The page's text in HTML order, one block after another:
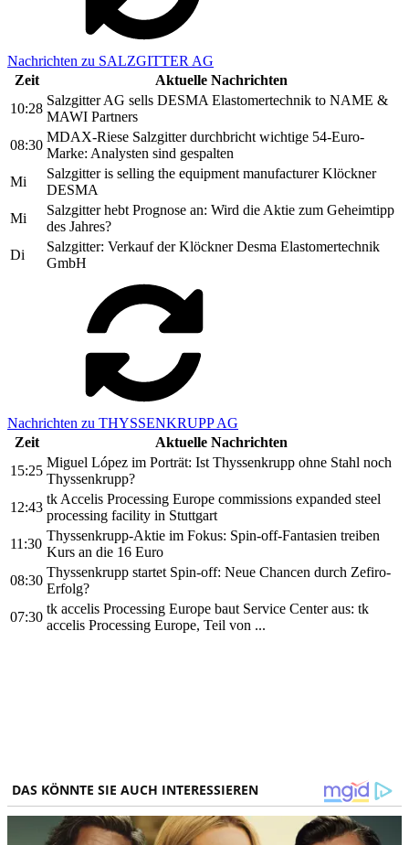
Nachrichten zu SALZGITTER AG
Zeit
Aktuelle Nachrichten
10:28
Salzgitter AG sells DESMA Elastomertechnik to NAME &
MAWI Partners
08:30
MDAX-Riese Salzgitter durchbricht wichtige 54-Euro-
Marke: Analysten sind gespalten
Mi
Salzgitter is selling the equipment manufacturer Klöckner
DESMA
Mi
Salzgitter hebt Prognose an: Wird die Aktie zum Geheimtipp
des Jahres?
Di
Salzgitter: Verkauf der Klöckner Desma Elastomertechnik
GmbH
Nachrichten zu THYSSENKRUPP AG
Zeit
Aktuelle Nachrichten
15:25
Miguel López im Porträt: Ist Thyssenkrupp ohne Stahl noch
Thyssenkrupp?
12:43
tk Accelis Processing Europe commissions expanded steel
processing facility in Stuttgart
11:30
Thyssenkrupp-Aktie im Fokus: Spin-off-Fantasien treiben
Kurs an die 16 Euro
08:30
Thyssenkrupp startet Spin-off: Neue Chancen durch Zefiro-
Erfolg?
07:30
tk accelis Processing Europe baut Service Center aus: tk
accelis Processing Europe, Teil von ...